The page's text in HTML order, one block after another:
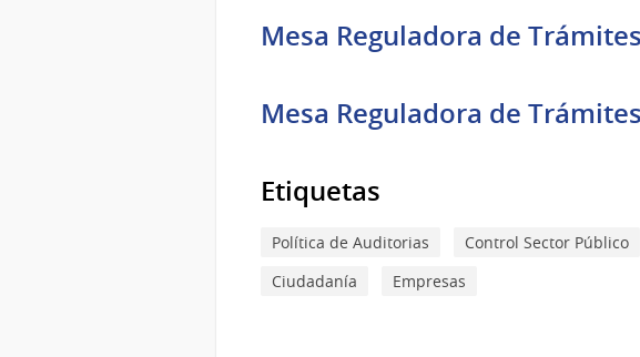
Mesa Reguladora de Trámites
Mesa Reguladora de
Etiquetas
Política de Auditorias Control Sector Público
Ciudadanía
Empresas